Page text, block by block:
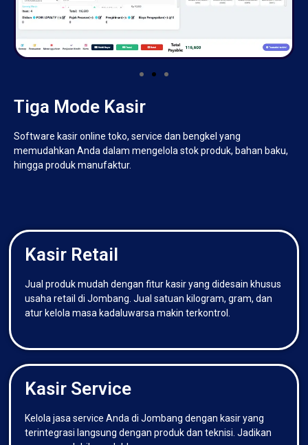
Tiga Mode Kasir
Software kasir online toko, service dan bengkel yang
memudahkan Anda dalam mengelola stok produk, bahan baku,
hingga produk manufaktur.
Kasir Retail
Jual produk mudah dengan fitur kasir yang didesain khusus
usaha retail di Jombang. Jual satuan kilogram, gram, dan
atur kelola masa kadaluwarsa makin terkontrol.
Kasir Service
Kelola jasa service Anda di Jombang dengan kasir yang
terintegrasi langsung dengan produk dan teknisi. Jadikan